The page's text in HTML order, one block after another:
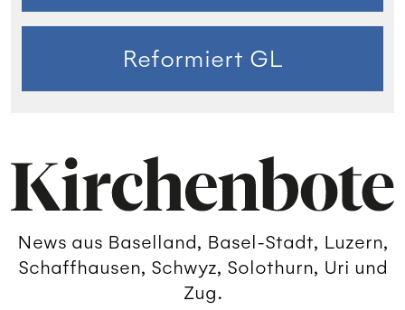
Reformiert GL
News aus Baselland, Basel-Stadt, Luzern,
Schaffhausen, Schwyz, Solothurn, Uri und
Zug.